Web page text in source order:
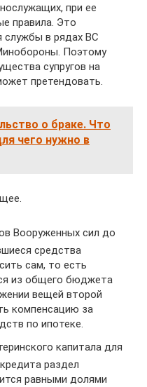
при ее
правила. Это
службы в рядах ВС
Поэтому
супругов на
претендовать.
о браке. Что
чего нужно в
Вооруженных сил до
средства
сам, то есть
из общего бюджета
вещей второй
компенсацию за
по ипотеке.
капитала для
раздел
равными долями